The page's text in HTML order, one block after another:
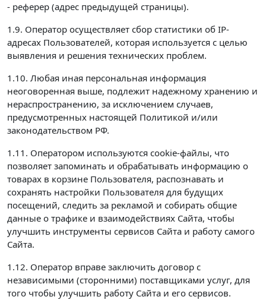
- реферер (адрес предыдущей страницы).
1.9. Оператор осуществляет сбор статистики об IP-
адресах Пользователей, которая используется с целью
выявления и решения технических проблем.
1.10. Любая иная персональная информация
неоговоренная выше, подлежит надежному хранению и
нераспространению, за исключением случаев,
предусмотренных настоящей Политикой и/или
законодательством РФ.
1.11. Оператором используются cookie-файлы, что
позволяет запоминать и обрабатывать информацию о
товарах в корзине Пользователя, распознавать и
сохранять настройки Пользователя для будущих
посещений, следить за рекламой и собирать общие
данные о трафике и взаимодействиях Сайта, чтобы
улучшить инструменты сервисов Сайта и работу самого
Сайта.
1.12. Оператор вправе заключить договор с
независимыми (сторонними) поставщиками услуг, для
того чтобы улучшить работу Сайта и его сервисов.